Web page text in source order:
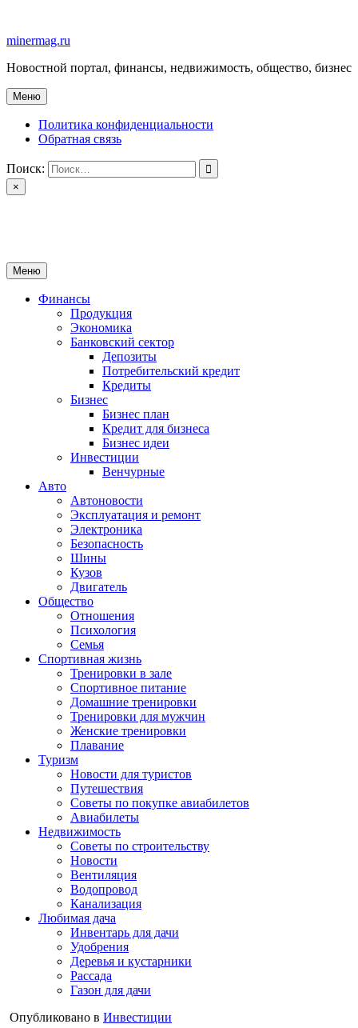
содержимому
minermag.ru
Новостной портал, финансы, недвижимость, общество, бизнес
Меню
Политика конфиденциальности
Обратная связь
Поиск:
×
Меню
Финансы
Продукция
Экономика
Банковский сектор
Депозиты
Потребительский кредит
Кредиты
Бизнес
Бизнес план
Кредит для бизнеса
Бизнес идеи
Инвестиции
Венчурные
Авто
Автоновости
Эксплуатация и ремонт
Электроника
Безопасность
Шины
Кузов
Двигатель
Общество
Отношения
Психология
Семья
Спортивная жизнь
Тренировки в зале
Спортивное питание
Домашние тренировки
Тренировки для мужчин
Женские тренировки
Плавание
Туризм
Новости для туристов
Путешествия
Советы по покупке авиабилетов
Авиабилеты
Недвижимость
Советы по строительству
Новости
Вентиляция
Водопровод
Канализация
Любимая дача
Инвентарь для дачи
Удобрения
Деревья и кустарники
Рассада
Газон для дачи
Опубликовано в Инвестиции